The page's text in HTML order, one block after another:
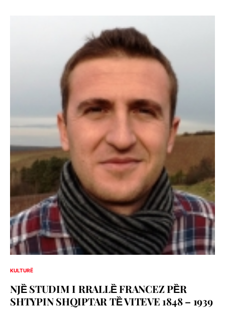
KULTURË
NJȄ STUDIM I RRALLȄ FRANCEZ PȄR
SHTYPIN SHQIPTAR TȄ VITEVE 1848 – 1939